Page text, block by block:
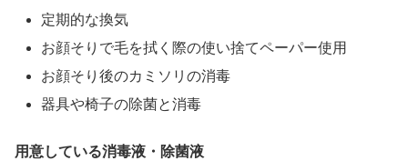
定期的な換気
お顔そりで毛を拭く際の使い捨てペーパー使用
お顔そり後のカミソリの消毒
器具や椅子の除菌と消毒
用意している消毒液・除菌液